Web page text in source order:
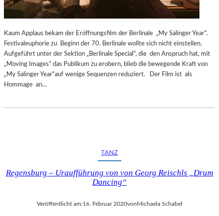
S
T
K
I
R
C
“
–
E
I
N
T
D
G
Kaum Applaus bekam der Eröffnungsfilm der Berlinale „My Salinger Year“.
Festivaleuphorie zu Beginn der 70. Berlinale wollte sich nicht einstellen.
Aufgeführt unter der Sektion „Berlinale Special“, die den Anspruch hat, mit
„Moving Images“ das Publikum zu erobern, blieb die bewegende Kraft von
„My Salinger Year“auf wenige Sequenzen reduziert. Der Film ist als
Hommage an…
TANZ
Regensburg – Uraufführung von von Georg Reischls „Drum
Dancing“
Veröffentlicht am:16. Februar 2020vonMichaela Schabel